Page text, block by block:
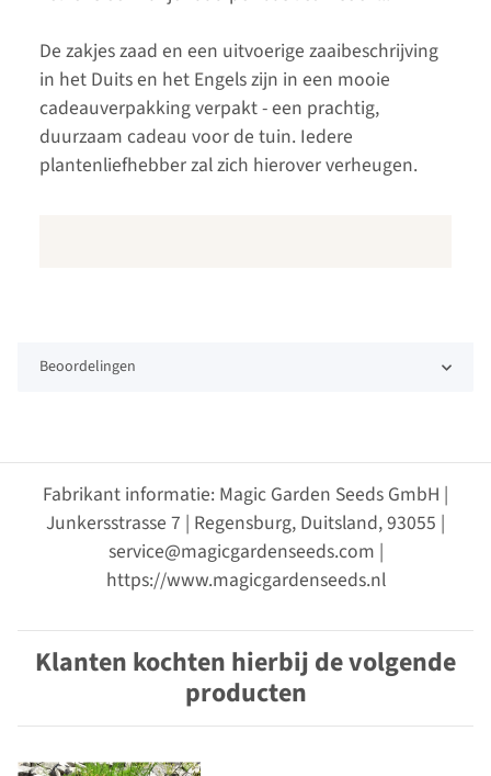
De zakjes zaad en een uitvoerige zaaibeschrijving
in het Duits en het Engels zijn in een mooie
cadeauverpakking verpakt - een prachtig,
duurzaam cadeau voor de tuin. Iedere
plantenliefhebber zal zich hierover verheugen.
Beoordelingen
Fabrikant informatie: Magic Garden Seeds GmbH |
Junkersstrasse 7 | Regensburg, Duitsland, 93055 |
service@magicgardenseeds.com |
https://www.magicgardenseeds.nl
Klanten kochten hierbij de volgende
producten